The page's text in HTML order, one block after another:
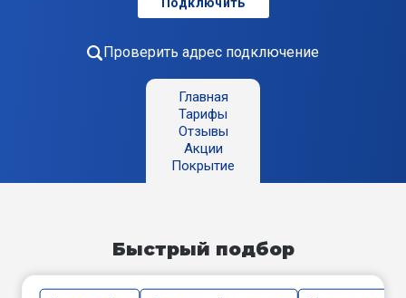
Проверить адрес подключение
Главная
Тарифы
Отзывы
Акции
Покрытие
Быстрый подбор